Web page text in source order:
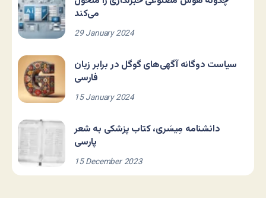
می‌کند
29 January 2024
سیاست دوگانه آگهی‌های گوگل در برابر زبان
فارسی
15 January 2024
دانشنامه مِیسَری، کتاب پزشکی به شعر
پارسی
15 December 2023